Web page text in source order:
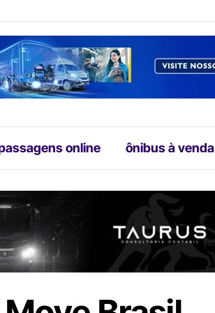
online ônibus à venda